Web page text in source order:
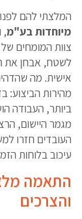
המלצתי להם
מיוחדות בע"מ,
צוות המומחים
לשטח, אבחן את
אישית. מה
מהירות הביצוע:
ביותר, העבודה
מגמר היישום,
העובדים חזרו
עיכוב בלוחות
התאמה
והצרכים